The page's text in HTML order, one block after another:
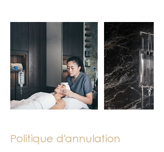
Politique d'annulation